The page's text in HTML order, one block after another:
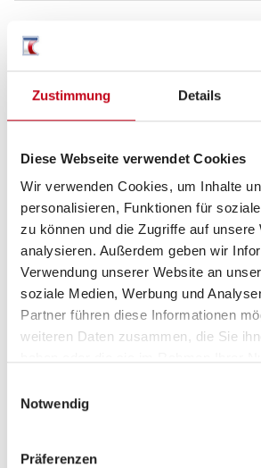
Zustimmung Details
Diese Webseite verwendet Cookies
Wir verwenden Cookies, um Inhalte
personalisieren, Funktionen für
zu können und die Zugriffe auf unsere
analysieren. Außerdem geben wir
Verwendung unserer Website an
soziale Medien, Werbung und
Partner führen diese Informationen
weiteren Daten zusammen, die Sie
Notwendig
Präferenzen
Ausstattung
Fahrgestell
Multifunktionslenkrad
Lederlenkrad
Fernlichtassistent
Notbremsassistent
Verkehrszeichenerkennung
Servolenkung
Tempomat
Aufbau